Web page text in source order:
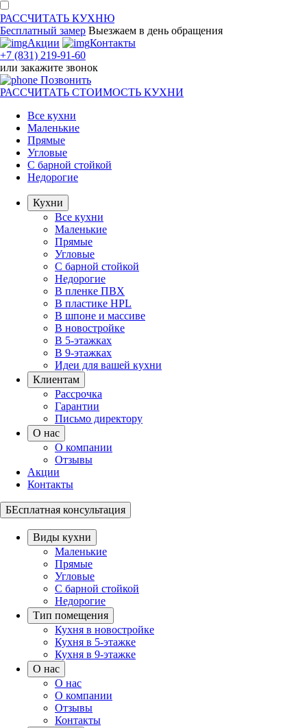
РАССЧИТАТЬ КУХНЮ
Бесплатный замер Выезжаем в день обращения
Акции
Контакты
+7 (831) 219-91-60
или закажите звонок
Позвонить
РАССЧИТАТЬ СТОИМОСТЬ КУХНИ
Все кухни
Маленькие
Прямые
Угловые
С барной стойкой
Недорогие
Кухни
Все кухни
Маленькие
Прямые
Угловые
С барной стойкой
Недорогие
В пленке ПВХ
В пластике HPL
В шпоне и массиве
В новостройке
В 5-этажках
В 9-этажках
Идеи для вашей кухни
Клиентам
Рассрочка
Гарантии
Письмо директору
О нас
О компании
Отзывы
Акции
Контакты
БЕсплатная консультация
Виды кухни
Маленькие
Прямые
Угловые
С барной стойкой
Недорогие
Тип помещения
Кухня в новостройке
Кухня в 5-этажке
Кухня в 9-этажке
О нас
О нас
О компании
Отзывы
Контакты